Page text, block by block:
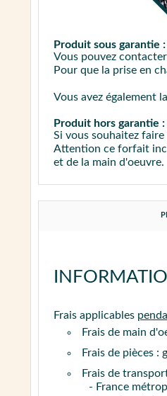
Dans tous les
Produit sous garantie :
Vous pouvez
Pour que la prise en
Vous avez également
Produit hors garantie :
Si vous souhaitez
Attention ce forfait
et de la main d'oeuvre.
Frais applicables
Frais de main
Frais de pièces :
Frais de
- France